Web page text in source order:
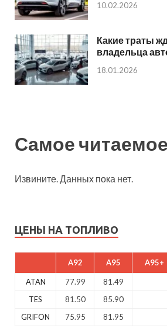
10.02.2026
Какие траты
владельца
18.01.2026
Самое читаемое
Извините. Данных пока нет.
ЦЕНЫ НА ТОПЛИВО
A92 A95 A95+
ATAN 77.99 81.49
TES
81.50 85.90
GRIFON
75.95 81.95